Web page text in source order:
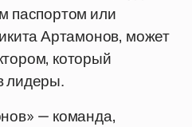
паспортом или
Артамонов, может
который
лидеры.
— команда,